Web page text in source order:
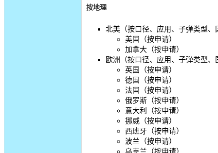
按地理
北美（按口径、应用、子弹类型、
美国（按申请）
加拿大（按申请）
欧洲（按口径、应用、子弹类型、
英国（按申请）
德国（按申请）
法国（按申请）
俄罗斯（按申请）
意大利（按申请）
挪威（按申请）
西班牙（按申请）
波兰（按申请）
乌克兰（按申请）